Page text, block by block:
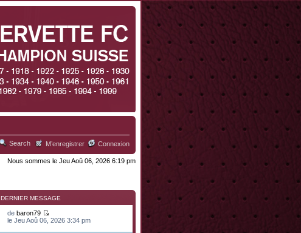
Search M’enregistrer Connexion
Nous sommes le Jeu Aoû 06, 2026 6:19 pm
DERNIER MESSAGE
debaron79
le Jeu Aoû 06, 2026 3:34 pm